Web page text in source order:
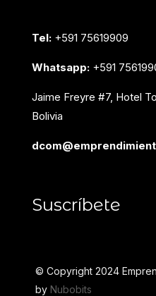
Tel: +591 75619909
Whatsapp: +591
Jaime Freyre #7, Hotel
Bolivia
Suscríbete
© Copyright 2024
by Nubobits